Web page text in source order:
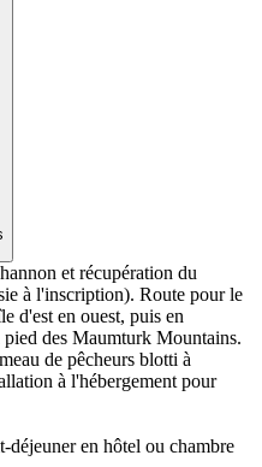
et récupération du
à l'inscription). Route pour le
d'est en ouest, puis en
des Maumturk Mountains.
de pêcheurs blotti à
à l'hébergement pour
déjeuner en hôtel ou chambre